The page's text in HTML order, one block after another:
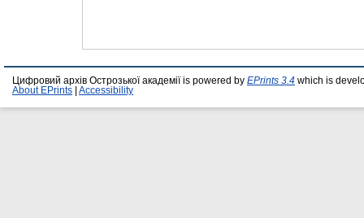
Цифровий архів Острозької академії is powered by EPrints 3.4 which is
About EPrints
Accessibility